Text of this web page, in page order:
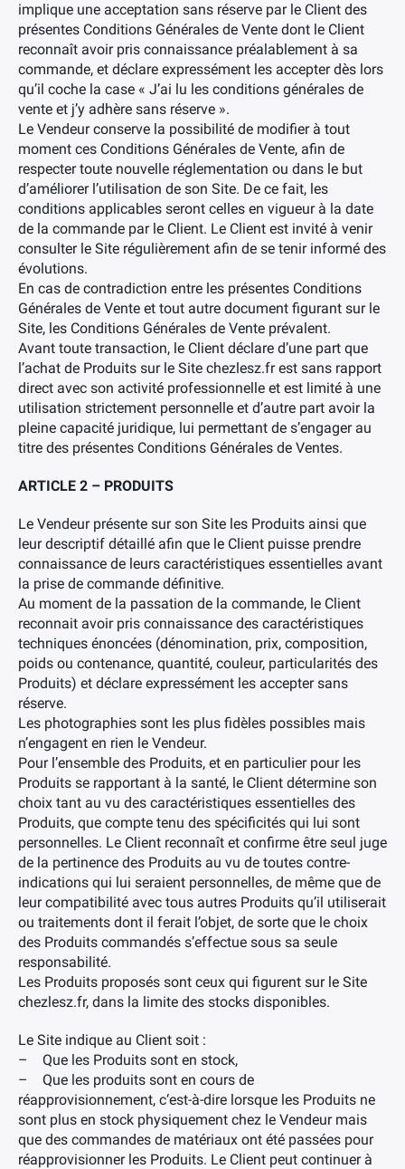
implique une acceptation sans réserve par le Client des
présentes Conditions Générales de Vente dont le Client
reconnaît avoir pris connaissance préalablement à sa
commande, et déclare expressément les accepter dès lors
qu’il coche la case « J’ai lu les conditions générales de
vente et j’y adhère sans réserve ».
Le Vendeur conserve la possibilité de modifier à tout
moment ces Conditions Générales de Vente, afin de
respecter toute nouvelle réglementation ou dans le but
d’améliorer l’utilisation de son Site. De ce fait, les
conditions applicables seront celles en vigueur à la date
de la commande par le Client. Le Client est invité à venir
consulter le Site régulièrement afin de se tenir informé des
évolutions.
En cas de contradiction entre les présentes Conditions
Générales de Vente et tout autre document figurant sur le
Site, les Conditions Générales de Vente prévalent.
Avant toute transaction, le Client déclare d’une part que
l’achat de Produits sur le Site chezlesz.fr est sans rapport
direct avec son activité professionnelle et est limité à une
utilisation strictement personnelle et d’autre part avoir la
pleine capacité juridique, lui permettant de s’engager au
titre des présentes Conditions Générales de Ventes.
ARTICLE 2 – PRODUITS
Le Vendeur présente sur son Site les Produits ainsi que
leur descriptif détaillé afin que le Client puisse prendre
connaissance de leurs caractéristiques essentielles avant
la prise de commande définitive.
Au moment de la passation de la commande, le Client
reconnait avoir pris connaissance des caractéristiques
techniques énoncées (dénomination, prix, composition,
poids ou contenance, quantité, couleur, particularités des
Produits) et déclare expressément les accepter sans
réserve.
Les photographies sont les plus fidèles possibles mais
n’engagent en rien le Vendeur.
Pour l’ensemble des Produits, et en particulier pour les
Produits se rapportant à la santé, le Client détermine son
choix tant au vu des caractéristiques essentielles des
Produits, que compte tenu des spécificités qui lui sont
personnelles. Le Client reconnaît et confirme être seul juge
de la pertinence des Produits au vu de toutes contre-
indications qui lui seraient personnelles, de même que de
leur compatibilité avec tous autres Produits qu’il utiliserait
ou traitements dont il ferait l’objet, de sorte que le choix
des Produits commandés s’effectue sous sa seule
responsabilité.
Les Produits proposés sont ceux qui figurent sur le Site
chezlesz.fr, dans la limite des stocks disponibles.
Le Site indique au Client soit :
– Que les Produits sont en stock,
– Que les produits sont en cours de
réapprovisionnement, c‘est-à-dire lorsque les Produits ne
sont plus en stock physiquement chez le Vendeur mais
que des commandes de matériaux ont été passées pour
réapprovisionner les Produits. Le Client peut continuer à